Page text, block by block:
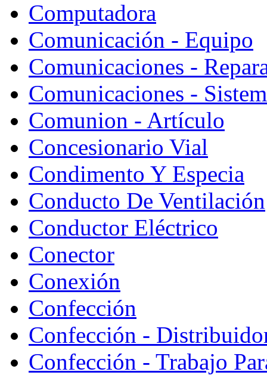
Computadora
Comunicación - Equipo
Comunicaciones -
Comunicaciones -
Comunion - Artículo
Concesionario Vial
Condimento Y Especia
Conducto De Ventilación
Conductor Eléctrico
Conector
Conexión
Confección
Confección -
Confección - Trabajo